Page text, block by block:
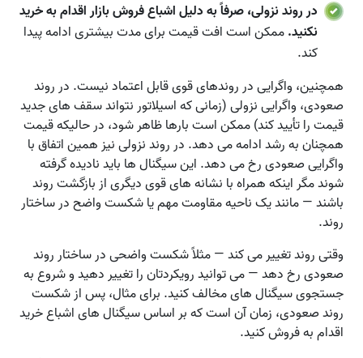
در روند نزولی، صرفاً به دلیل اشباع فروش بازار اقدام به خرید
نکنید.ممکن است افت قیمت برای مدت بیشتری ادامه پیدا
کند.
همچنین، واگرایی در روندهای قوی قابل اعتماد نیست. در روند
صعودی، واگرایی نزولی (زمانی که اسیلاتور نتواند سقف های جدید
قیمت را تأیید کند) ممکن است بارها ظاهر شود، در حالیکه قیمت
همچنان به رشد ادامه می دهد. در روند نزولی نیز همین اتفاق با
واگرایی صعودی رخ می دهد. این سیگنال ها باید نادیده گرفته
شوند مگر اینکه همراه با نشانه های قوی دیگری از بازگشت روند
باشند — مانند یک ناحیه مقاومت مهم یا شکست واضح در ساختار
روند.
وقتی روند تغییر می کند — مثلاً شکست واضحی در ساختار روند
صعودی رخ دهد — می توانید رویکردتان را تغییر دهید و شروع به
جستجوی سیگنال های مخالف کنید. برای مثال، پس از شکست
روند صعودی، زمان آن است که بر اساس سیگنال های اشباع خرید
اقدام به فروش کنید.